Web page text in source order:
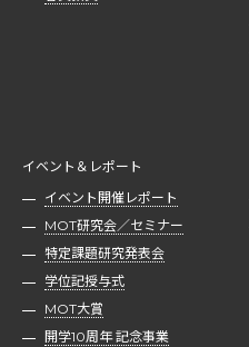
イベント＆レポート
イベント開催レポート
MOT研究会／セミナー
特定課題研究発表会
学位記授与式
MOT大賞
開学10周年 記念事業